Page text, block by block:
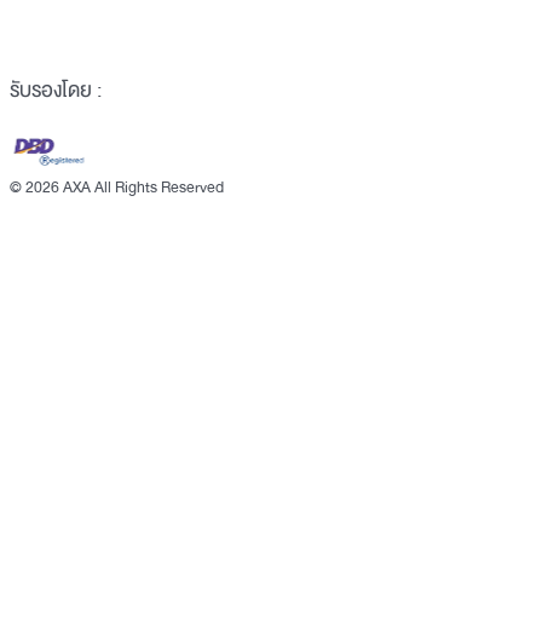
รับรองโดย :
©2026 AXA All Rights Reserved